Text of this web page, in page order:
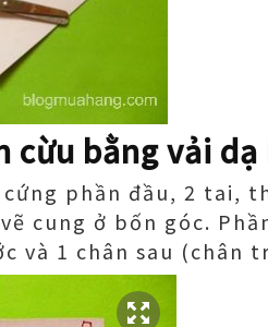
cừu bằng vải
phần đầu, 2 tai,
cung ở bốn góc.
và 1 chân sau (chân